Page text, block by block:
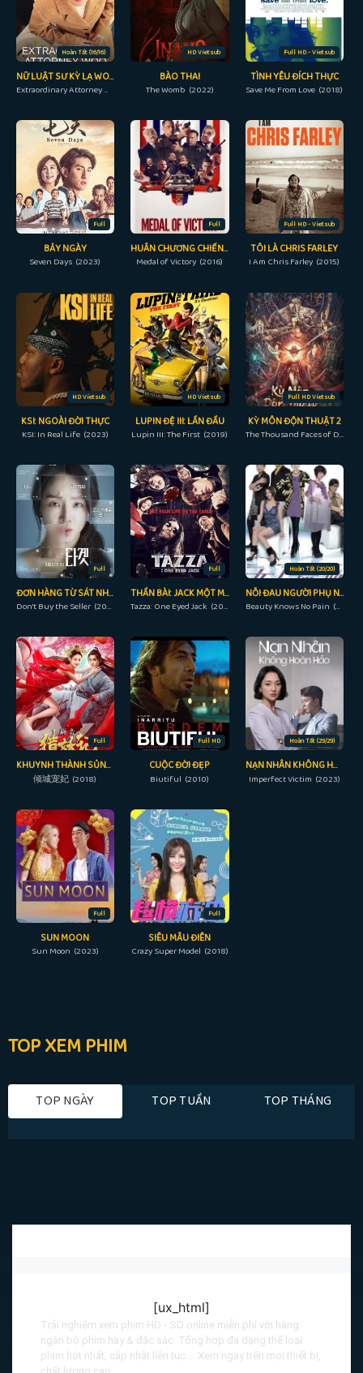
Hoàn Tất (16/16)
NỮ LUẬT SƯ KỲ LẠ WOO YOUNG WOO
Extraordinary Attorney Woo (2022)
HD Vietsub
BÀO THAI
The Womb (2022)
Full HD - Vietsub
TÌNH YÊU ĐÍCH THỰC
Save Me From Love (2018)
Full
BẢY NGÀY
Seven Days (2023)
Full
HUÂN CHƯƠNG CHIẾN THẮNG
Medal of Victory (2016)
Full HD - Vietsub
TÔI LÀ CHRIS FARLEY
I Am Chris Farley (2015)
HD Vietsub
KSI: NGOÀI ĐỜI THỰC
KSI: In Real Life (2023)
HD Vietsub
LUPIN ĐỆ III: LẦN ĐẦU
Lupin III: The First (2019)
Full HD Vietsub
KỲ MÔN ĐỘN THUẬT 2
The Thousand Faces of Dunshu 2 (2023)
Full
ĐƠN HÀNG TỪ SÁT NHÂN
Don't Buy the Seller (2023)
Full
THẦN BÀI: JACK MỘT MẮT
Tazza: One Eyed Jack (2019)
Hoàn Tất (20/20)
NỖI ĐAU NGƯỜI PHỤ NỮ
Beauty Knows No Pain (2010)
Full
KHUYNH THÀNH SỦNG PHI
倾城宠妃 (2018)
Full HD
CUỘC ĐỜI ĐẸP
Biutiful (2010)
Hoàn Tất (29/29)
NẠN NHÂN KHÔNG HOÀN HẢO
Imperfect Victim (2023)
Full
SUN MOON
Sun Moon (2023)
Full
SIÊU MẪU ĐIÊN
Crazy Super Model (2018)
TOP XEM PHIM
TOP NGÀY TOP TUẦN TOP THÁNG